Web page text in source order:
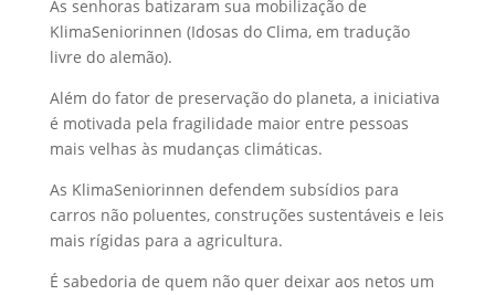
As senhoras batizaram sua mobilização de
KlimaSeniorinnen (Idosas do Clima, em tradução
livre do alemão).
Além do fator de preservação do planeta, a iniciativa
é motivada pela fragilidade maior entre pessoas
mais velhas às mudanças climáticas.
As KlimaSeniorinnen defendem subsídios para
carros não poluentes, construções sustentáveis e leis
mais rígidas para a agricultura.
É sabedoria de quem não quer deixar aos netos um